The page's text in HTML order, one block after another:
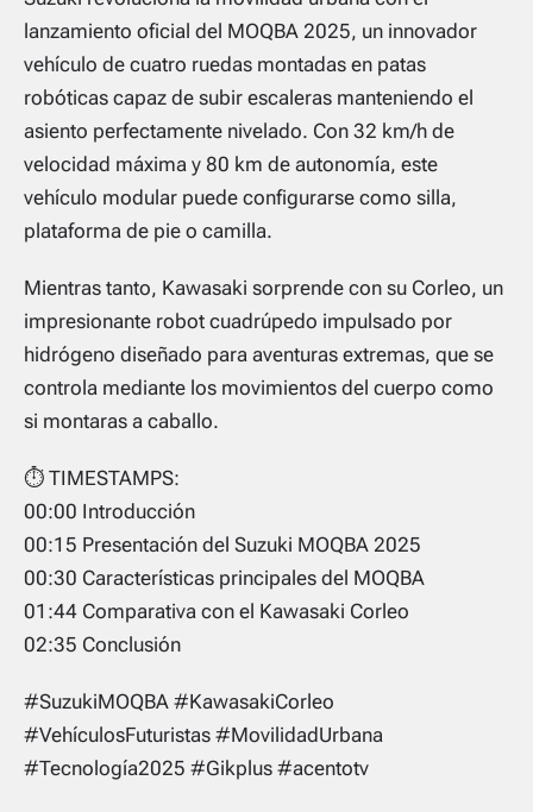
lanzamiento oficial del MOQBA 2025, un innovador
vehículo de cuatro ruedas montadas en patas
robóticas capaz de subir escaleras manteniendo el
asiento perfectamente nivelado. Con 32 km/h de
velocidad máxima y 80 km de autonomía, este
vehículo modular puede configurarse como silla,
plataforma de pie o camilla.
Mientras tanto, Kawasaki sorprende con su Corleo, un
impresionante robot cuadrúpedo impulsado por
hidrógeno diseñado para aventuras extremas, que se
controla mediante los movimientos del cuerpo como
si montaras a caballo.
⏱️ TIMESTAMPS:
00:00 Introducción
00:15 Presentación del Suzuki MOQBA 2025
00:30 Características principales del MOQBA
01:44 Comparativa con el Kawasaki Corleo
02:35 Conclusión
#SuzukiMOQBA #KawasakiCorleo
#VehículosFuturistas #MovilidadUrbana
#Tecnología2025 #Gikplus #acentotv